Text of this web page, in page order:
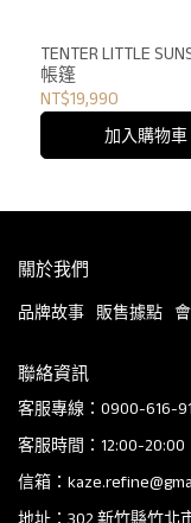
TENTER LITTLE
帳篷
NT$19,990
加入購物車
關於我們
品牌故事 販售據點
聯絡資訊
客服專線：0900-616-
客服時間：12:00-20:00
信箱：
地址：302 新竹縣竹北